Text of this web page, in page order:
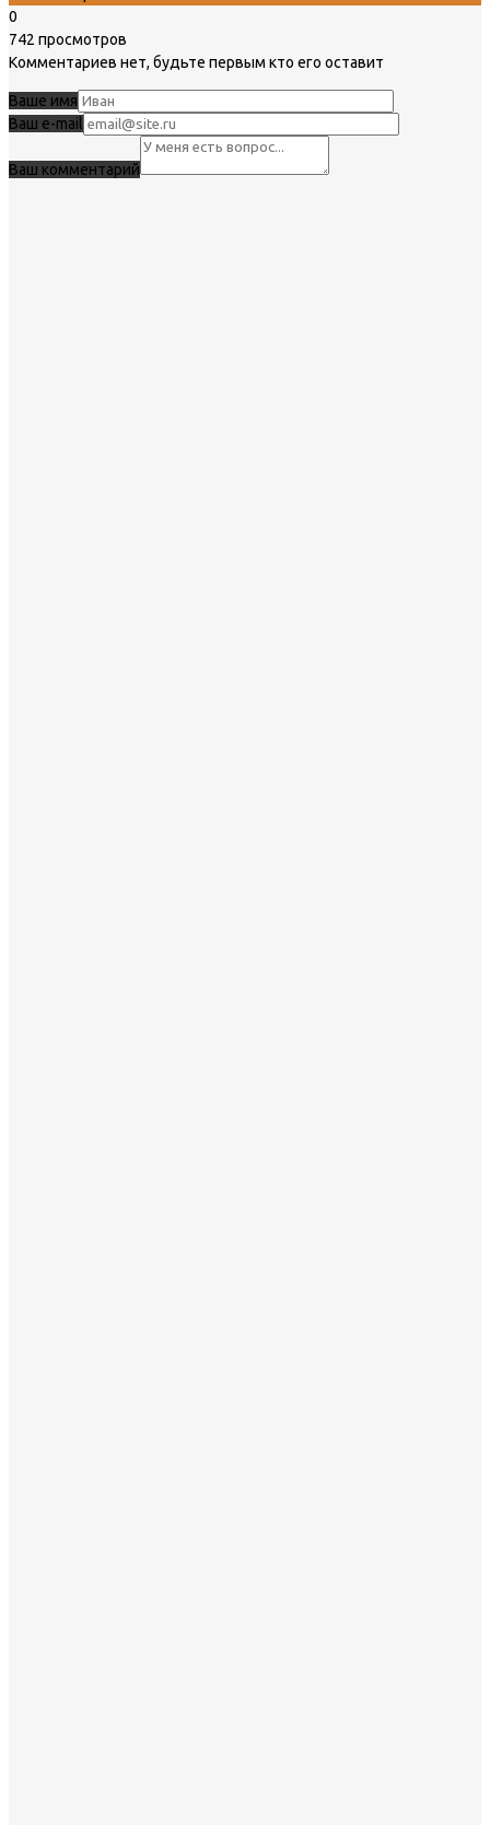
0
742 просмотров
Комментариев нет, будьте первым кто его оставит
Ваше имя
Ваш e-mail
Ваш комментарий